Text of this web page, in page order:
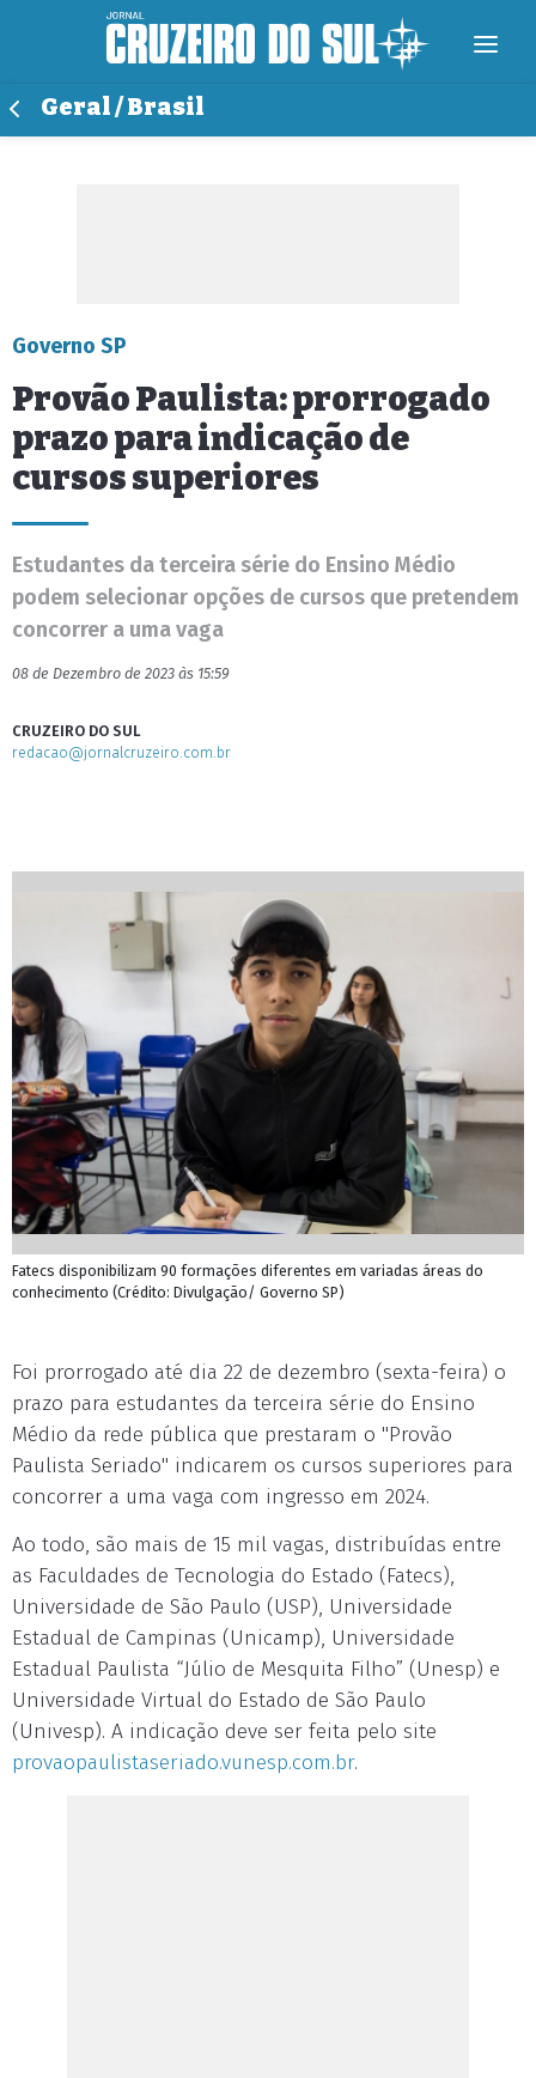
Geral / Brasil
Governo SP
Provão Paulista: prorrogado
prazo para indicação de
cursos superiores
Estudantes da terceira série do Ensino Médio
podem selecionar opções de cursos que pretendem
concorrer a uma vaga
08 de Dezembro de 2023 às 15:59
CRUZEIRO DO SUL
redacao@jornalcruzeiro.com.br
Fatecs disponibilizam 90 formações diferentes em variadas áreas do
conhecimento (Crédito: Divulgação/ Governo SP)
Foi prorrogado até dia 22 de dezembro (sexta-feira) o
prazo para estudantes da terceira série do Ensino
Médio da rede pública que prestaram o "Provão
Paulista Seriado" indicarem os cursos superiores para
concorrer a uma vaga com ingresso em 2024.
Ao todo, são mais de 15 mil vagas, distribuídas entre
as Faculdades de Tecnologia do Estado (Fatecs),
Universidade de São Paulo (USP), Universidade
Estadual de Campinas (Unicamp), Universidade
Estadual Paulista “Júlio de Mesquita Filho” (Unesp) e
Universidade Virtual do Estado de São Paulo
(Univesp). A indicação deve ser feita pelo site
provaopaulistaseriado.vunesp.com.br.